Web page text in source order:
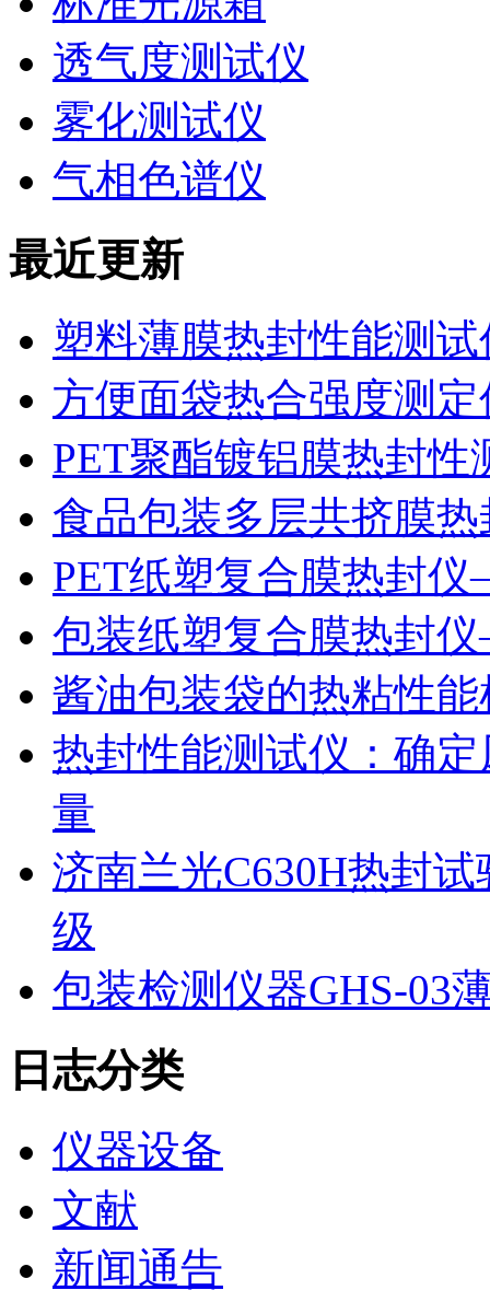
透气度测试仪
雾化测试仪
气相色谱仪
最近更新
塑料薄膜热封性能测
方便面袋热合强度测
PET聚酯镀铝膜热封性
食品包装多层共挤膜
PET纸塑复合膜热封
包装纸塑复合膜热封
酱油包装袋的热粘性
热封性能测试仪：确
量
济南兰光C630H热封
级
包装检测仪器GHS-03
日志分类
仪器设备
文献
新闻通告